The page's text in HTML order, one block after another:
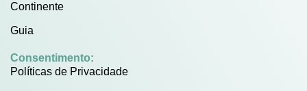
Continente
Guia
Consentimento:
Políticas de Privacidade